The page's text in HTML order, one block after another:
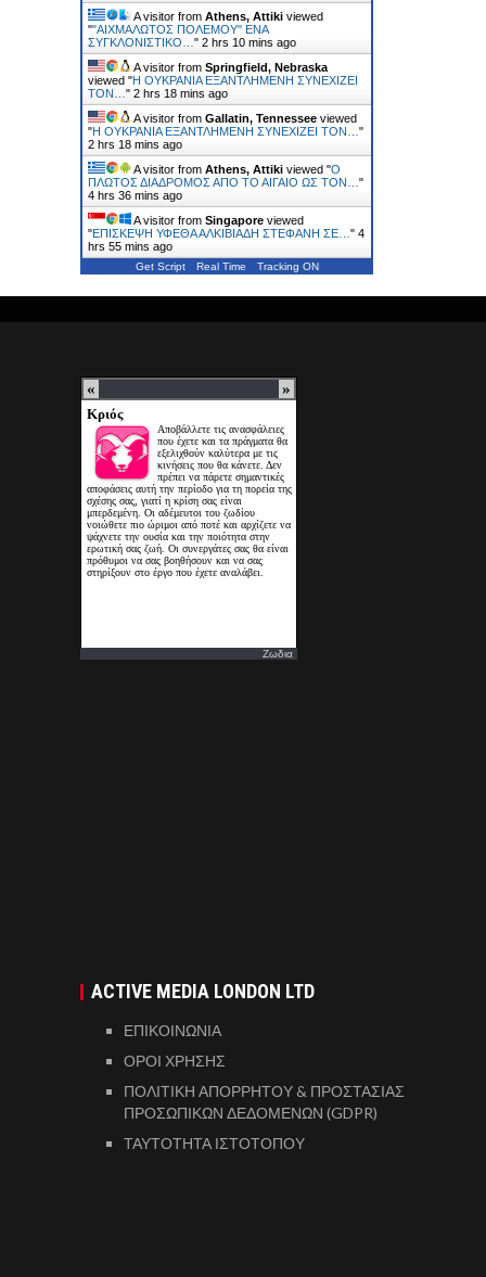
A visitor from Athens, Attiki viewed
""ΑΙΧΜΑΛΩΤΟΣ ΠΟΛΕΜΟΥ" ΕΝΑ
ΣΥΓΚΛΟΝΙΣΤΙΚΟ… " 2 hrs 10 mins ago
A visitor from Springfield, Nebraska
viewed "H ΟΥΚΡΑΝΙΑ ΕΞΑΝΤΛΗΜΕΝΗ ΣΥΝΕΧΙΖΕΙ
ΤΟΝ… " 2 hrs 18 mins ago
A visitor from Gallatin, Tennessee viewed
"H ΟΥΚΡΑΝΙΑ ΕΞΑΝΤΛΗΜΕΝΗ ΣΥΝΕΧΙΖΕΙ ΤΟΝ… "
2 hrs 18 mins ago
A visitor from Athens, Attiki viewed "Ο
ΠΛΩΤΟΣ ΔΙΑΔΡΟΜΟΣ ΑΠΟ ΤΟ ΑΙΓΑΙΟ ΩΣ ΤΟΝ… "
4 hrs 36 mins ago
A visitor from Singapore viewed
"ΕΠΙΣΚΕΨΗ ΥΦΕΘΑ ΑΛΚΙΒΙΑΔΗ ΣΤΕΦΑΝΗ ΣΕ… " 4
hrs 55 mins ago
Get Script Real Time Tracking ON
Ζωδια
ACTIVE MEDIA LONDON LTD
ΕΠΙΚΟΙΝΩΝΙΑ
ΟΡΟΙ ΧΡΗΣΗΣ
ΠΟΛΙΤΙΚΗ ΑΠΟΡΡΗΤΟΥ & ΠΡΟΣΤΑΣΙΑΣ
ΠΡΟΣΩΠΙΚΩΝ ΔΕΔΟΜΕΝΩΝ (GDPR)
ΤΑΥΤΟΤΗΤΑ ΙΣΤΟΤΟΠΟΥ